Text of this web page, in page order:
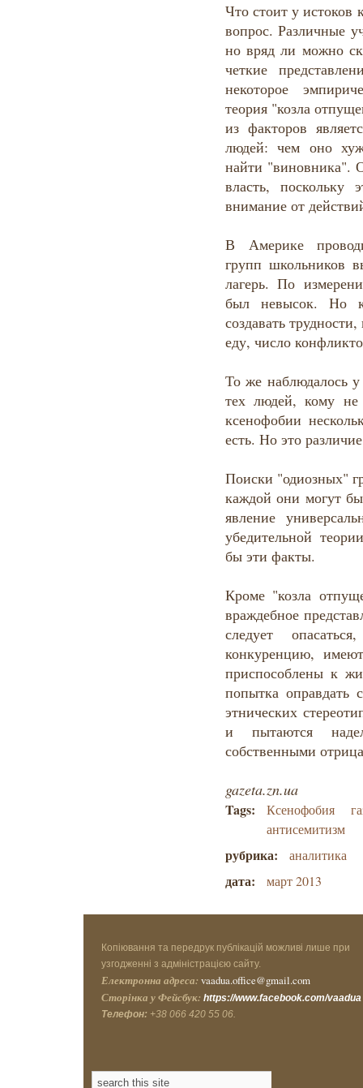
Что стоит у истоков
вопрос. Различные
но вряд ли можно
четкие
некоторое
теория "козла
из факторов
людей: чем оно
найти "виновника".
власть, поскольку
внимание от
В Америке
групп школьников
лагерь. По
был невысок. Но
создавать
еду, число
То же наблюдалось
тех людей, кому не
ксенофобии
есть. Но это
Поиски "одиозных"
каждой они могут
явление
убедительной
бы эти факты.
Кроме "козла
враждебное
следует
конкуренцию,
приспособлены к
попытка оправдать
этнических
и пытаются
собственными
gazeta.zn.ua
Tags: Ксенофобия
антисемитизм
рубрика: аналитика
дата: март 2013
Копіювання та передрук публікацій можливі лише при
узгодженні з адміністрацією сайту.
Електронна адреса: vaadua.office@gmail.com
Сторінка у Фейсбук: https://www.facebook.com/vaadua
Телефон: +38 066 420 55 06.